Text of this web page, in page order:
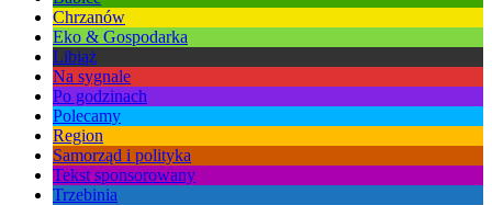
Chrzanów
Eko & Gospodarka
Libiąż
Na sygnale
Po godzinach
Polecamy
Region
Samorząd i polityka
Tekst sponsorowany
Trzebinia